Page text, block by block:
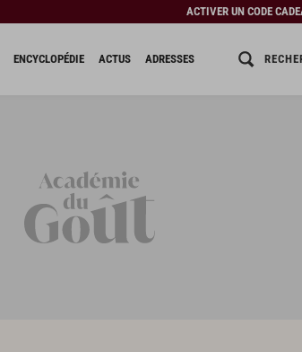
ACTIVER UN CODE
ENCYCLOPÉDIE ACTUS ADRESSES